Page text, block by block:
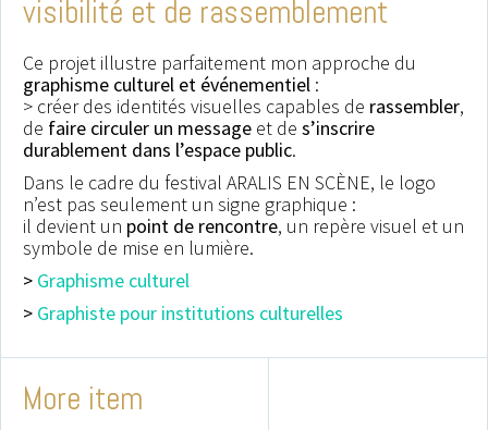
visibilité et de rassemblement
Ce projet illustre parfaitement mon approche du
graphisme culturel et événementiel :
> créer des identités visuelles capables de rassembler,
de faire circuler un message et de s’inscrire
durablement dans l’espace public.
Dans le cadre du festival ARALIS EN SCÈNE, le logo
n’est pas seulement un signe graphique :
il devient un point de rencontre, un repère visuel et un
symbole de mise en lumière.
> Graphisme culturel
> Graphiste pour institutions culturelles
More item